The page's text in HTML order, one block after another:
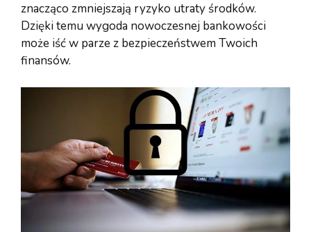
znacząco zmniejszają ryzyko utraty środków.
Dzięki temu wygoda nowoczesnej bankowości
może iść w parze z bezpieczeństwem Twoich
finansów.